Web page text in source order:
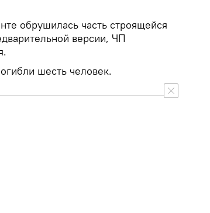
обрушилась часть строящейся
версии, ЧП
шесть человек.